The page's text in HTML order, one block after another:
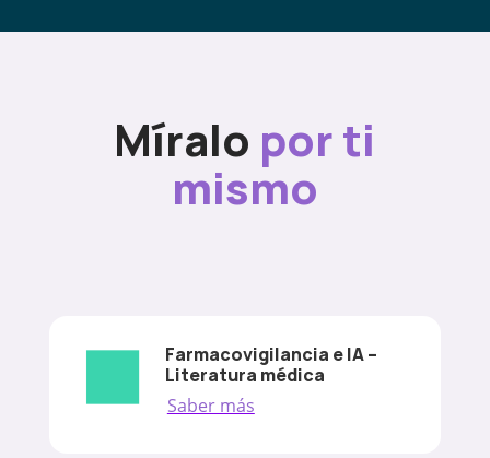
Míralo por ti
mismo
Farmacovigilancia e IA –
Literatura médica
Saber más